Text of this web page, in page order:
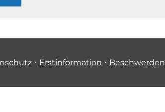
· Erstinformation · Beschwerden